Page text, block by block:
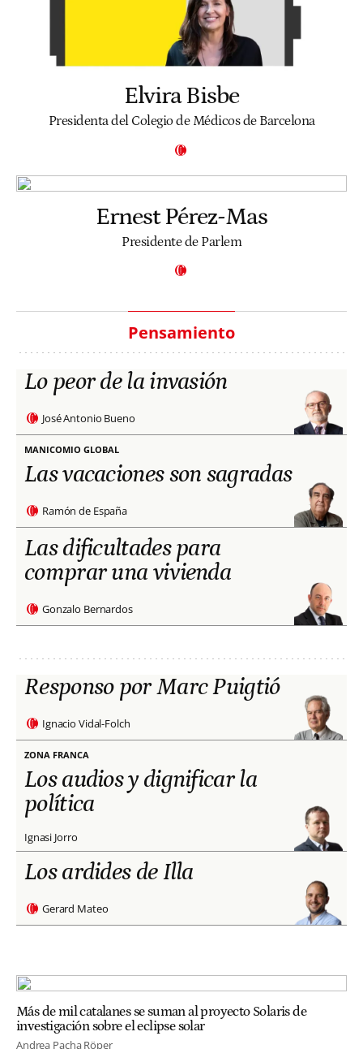
Elvira Bisbe
Presidenta del Colegio de Médicos de Barcelona
Ernest Pérez-Mas
Presidente de Parlem
Pensamiento
Lo peor de la invasión
José Antonio Bueno
MANICOMIO GLOBAL
Las vacaciones son sagradas
Ramón de España
Las dificultades para
comprar una vivienda
Gonzalo Bernardos
Responso por Marc Puigtió
Ignacio Vidal-Folch
ZONA FRANCA
Los audios y dignificar la
política
Ignasi Jorro
Los ardides de Illa
Gerard Mateo
Más de mil catalanes se suman al proyecto Solaris de
investigación sobre el eclipse solar
Andrea Pacha Röper